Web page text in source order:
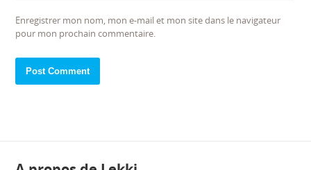
Enregistrer mon nom, mon e-mail et mon site dans le navigateur
pour mon prochain commentaire.